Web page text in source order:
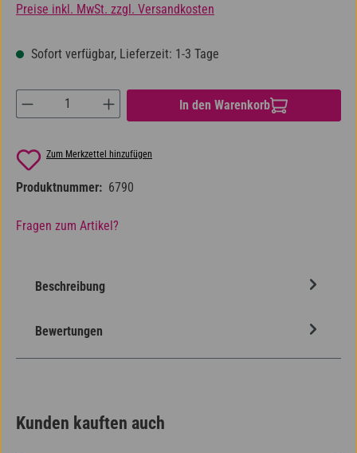
Preise inkl. MwSt. zzgl. Versandkosten
Sofort verfügbar, Lieferzeit: 1-3 Tage
Produkt Anzahl: Gib den gewünschten Wert
In den Warenkorb
Zum Merkzettel hinzufügen
Produktnummer: 6790
Fragen zum Artikel?
Beschreibung
Bewertungen
Kunden kauften auch